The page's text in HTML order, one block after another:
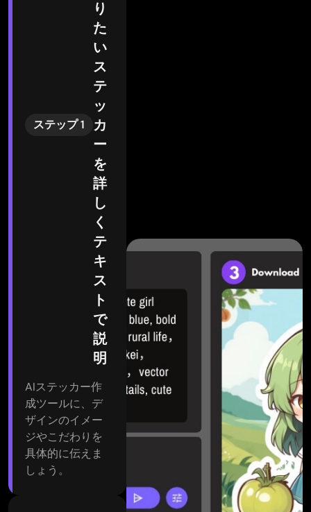
ステップ 1
り
た
い
ス
テ
ッ
カ
ー
を
詳
し
く
テ
キ
ス
ト
で
説
明
AIステッカー作
成ツールに、デ
ザインのイメー
ジやこだわりを
具体的に伝えま
しょう。